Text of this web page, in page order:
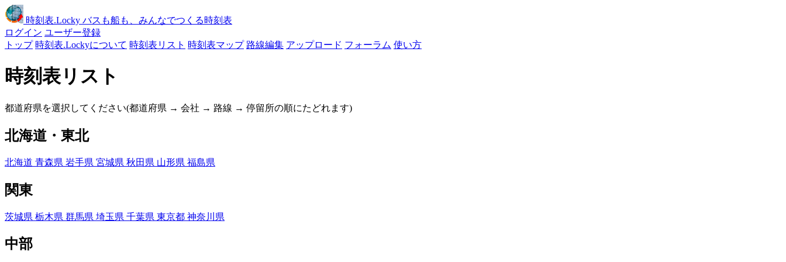
時刻表.Locky バスも船も、みんなでつくる時刻表
ログイン ユーザー登録
トップ 時刻表.Lockyについて 時刻表リスト 時刻表マップ 路線編集 アップロード フォーラム 使い方
時刻表リスト
都道府県を選択してください(都道府県 → 会社 → 路線 → 停留所の順にたどれます)
北海道・東北
北海道 青森県 岩手県 宮城県 秋田県 山形県 福島県
関東
茨城県 栃木県 群馬県 埼玉県 千葉県 東京都 神奈川県
中部